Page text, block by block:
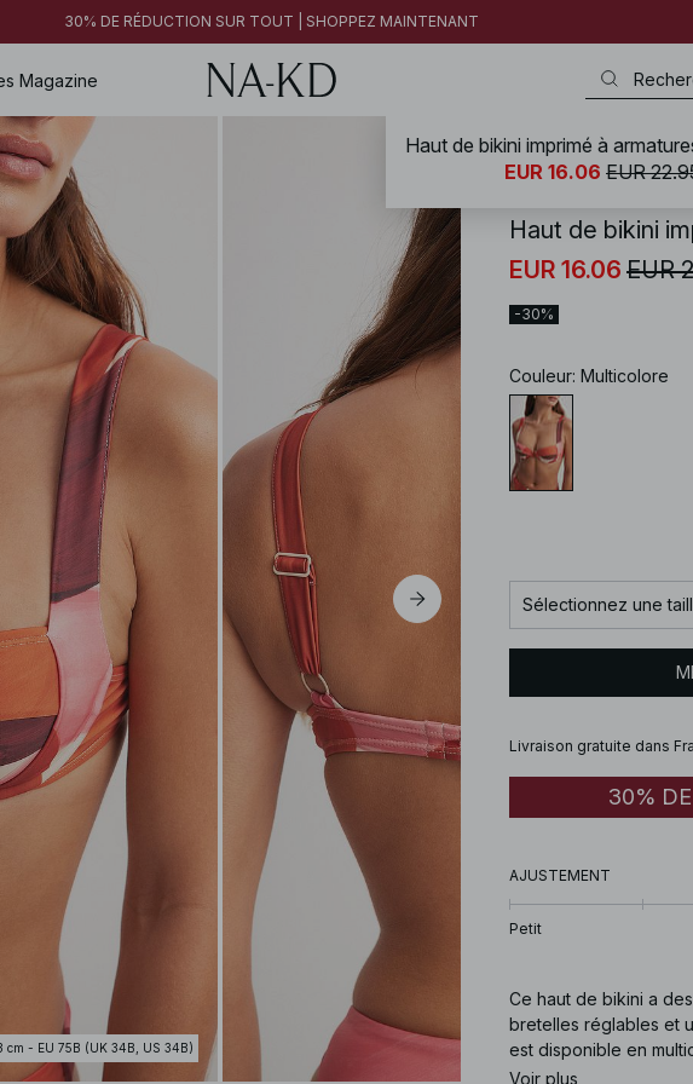
30% DE RÉDUCTION SUR TOUT | SHOPPEZ MAINTENANT
Magazine
cm - EU 75B (UK 34B, US 34B)
NA-KD / Maillots de bain /
Haut de bikini
EUR 16.06 EUR
-30%
Couleur: Multicolore
Sélectionnez une
Livraison gratuite dans
30%
AJUSTEMENT
Petit
Ce haut de bikini a
bretelles réglables et
est disponible en
tall and is wearing size
Voir plus
Haut de bikini imprimé à
EUR 16.06 EUR